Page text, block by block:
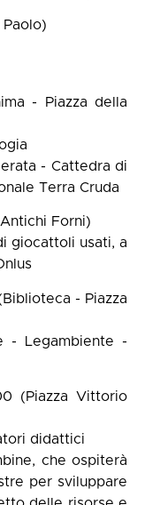
- Piazza della
- Cattedra di
Terra Cruda
Forni)
giocattoli usati, a
- Piazza
- Legambiente -
(Piazza Vittorio
didattici
che ospiterà
per sviluppare